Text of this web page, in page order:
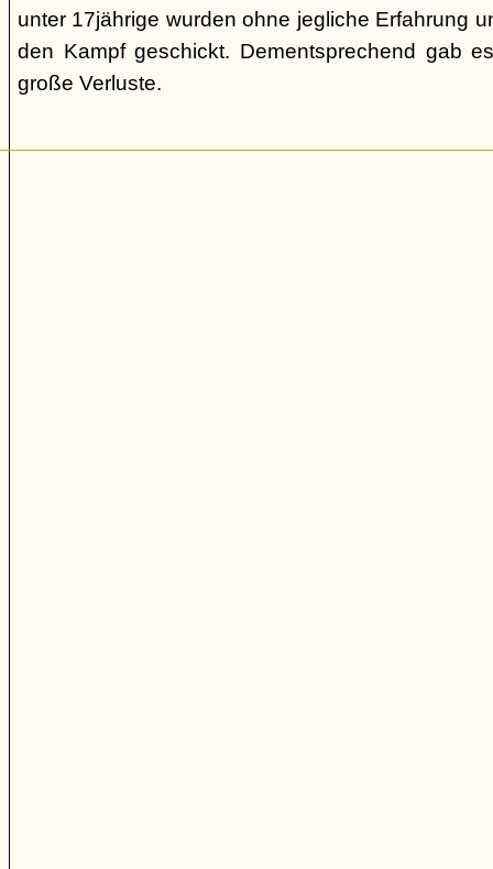
unter 17jährige wurden ohne jegliche Erfahrung
den Kampf geschickt. Dementsprechend gab
große Verluste.